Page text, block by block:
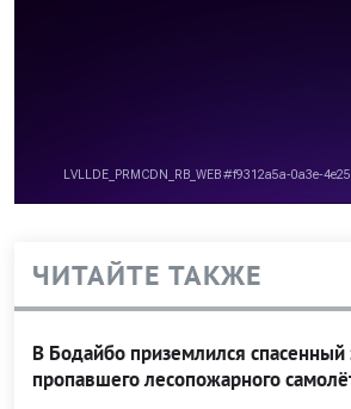
ЧИТАЙТЕ ТАКЖЕ
В Бодайбо приземлился
пропавшего лесопожарного